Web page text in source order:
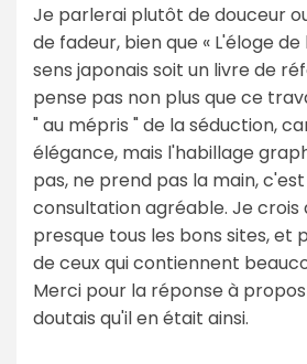
Je parlerai plutôt de douceur
de fadeur, bien que « L'éloge de
sens japonais soit un livre de
pense pas non plus que ce
" au mépris " de la séduction,
élégance, mais l'habillage
pas, ne prend pas la main,
consultation agréable. Je crois
presque tous les bons sites, et
de ceux qui contiennent
Merci pour la réponse à
doutais qu'il en était ainsi.